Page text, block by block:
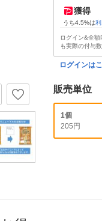
獲得
うち4.5%は
ログイン&全
も実際の付与
ログインは
販売単位
1個
205円